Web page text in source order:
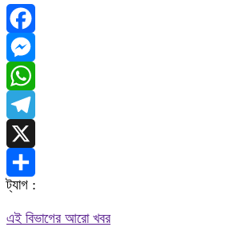
Facebook
Messenger
WhatsApp
Telegram
X
Share
ট্যাগ :
এই বিভাগের আরো খবর